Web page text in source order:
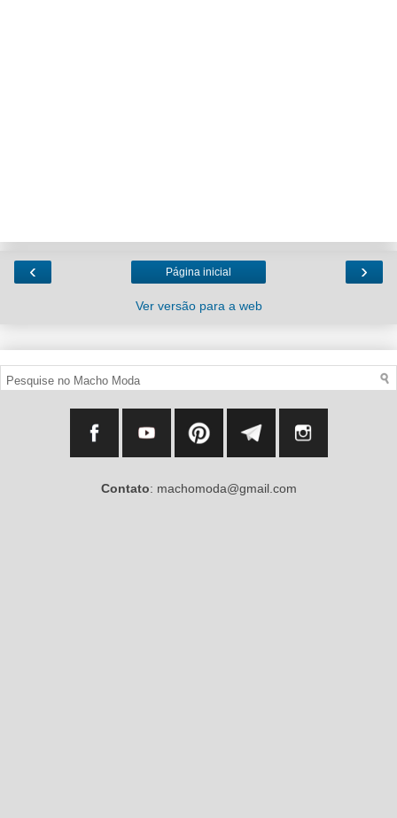
‹ ›
Página inicial
Ver versão para a web
Contato: machomoda@gmail.com